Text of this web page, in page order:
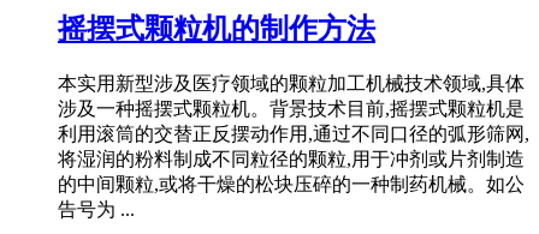
摇摆式颗粒机的制作方法
本实用新型涉及医疗领域的颗粒加工机械技术领域,具体
涉及一种摇摆式颗粒机。背景技术目前,摇摆式颗粒机是
利用滚筒的交替正反摆动作用,通过不同口径的弧形筛网,
将湿润的粉料制成不同粒径的颗粒,用于冲剂或片剂制造
的中间颗粒,或将干燥的松块压碎的一种制药机械。如公
告号为 ...